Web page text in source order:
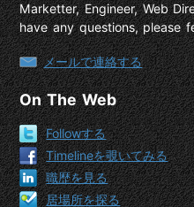
Marketter, Engineer, Web
have any questions, please
メールで連絡する
On The Web
Followする
Timelineを覗いてみる
職歴を見る
居場所を探る